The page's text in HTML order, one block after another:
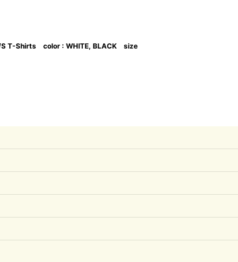
S T-Shirts color : WHITE, BLACK size